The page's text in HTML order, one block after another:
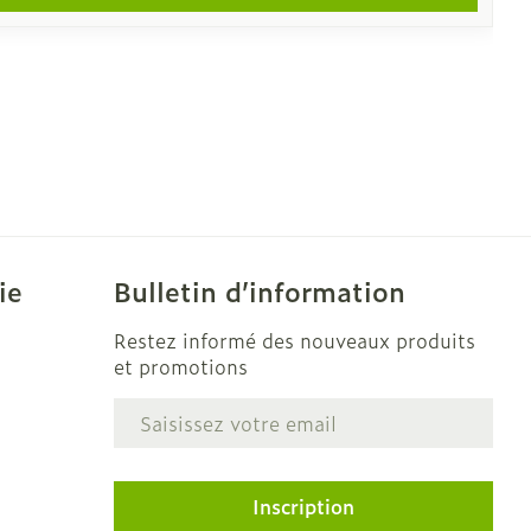
Bulletin d’information
Restez informé des nouveaux produits
et promotions
Adresse mail
Inscription